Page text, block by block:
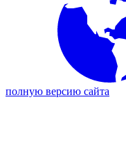
полную версию сайта